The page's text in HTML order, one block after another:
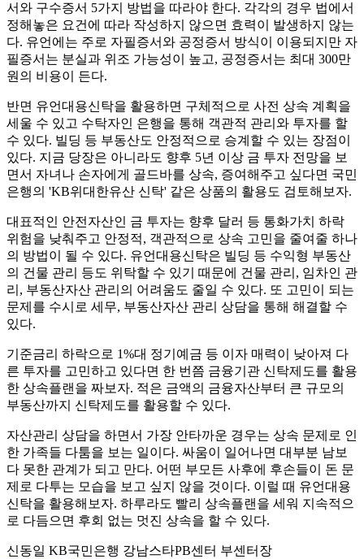
서와 구수증서 5가지 방법을 따라야 한다. 각각의 경우 법에서
정해놓은 요건에 따라 작성하지 않으면 효력이 발생하지 않는
다. 유언에는 주로 자필증서와 공정증서 방식이 이용되지만 자
필증서는 분실과 위조 가능성이 높고, 공정증서는 최대 300만
원의 비용이 든다.
반면 유언대용신탁을 활용하면 구체적으로 사전 상속 계획을
세울 수 있고 수탁자인 은행을 통해 객관적 관리와 투자를 할
수 있다. 빌딩 등 부동산도 안정적으로 승계할 수 있는 장점이
있다. 지금 당장은 아니라도 향후 5년 이상 금 투자 전망을 보
면서 자녀나 손자에게 골드바를 상속, 증여해주고 싶다면 국민
은행의 'KB위대한유산 신탁' 같은 상품의 활용도 검토해보자.
대표적인 안전자산인 금 투자는 향후 달러 등 통화가치 하락
위험을 낮춰주고 안정적, 객관적으로 상속 고민을 줄여줄 하나
의 방법이 될 수 있다. 유언대용신탁은 빌딩 등 수익형 부동산
의 건물 관리 등도 위탁할 수 있기 때문에 건물 관리, 임차인 관
리, 부동산자산 관리의 어려움도 줄일 수 있다. 또 고민이 되는
문제를 수시로 세무, 부동산자산 관리 상담을 통해 해결할 수
있다.
기준금리 하락으로 1%대 정기예금 등 이자 매력이 낮아져 다
른 투자를 고민하고 있다면 한 번쯤 금융기관 신탁제도를 활용
한 상속플랜을 짜보자. 적은 금액의 금융자산부터 큰 규모의
부동산까지 신탁제도를 활용할 수 있다.
자산관리 상담을 하면서 가장 안타까운 경우는 상속 문제로 인
한 가족들 다툼을 보는 일이다. 싸움이 일어나면 대부분 남보
다 못한 관계가 되고 만다. 어떤 부모든 사후에 후손들이 돈 문
제로 다투는 모습을 보고 싶지 않을 것이다. 이럴 때 유언대용
신탁을 활용해보자. 하루라도 빨리 상속플랜을 세워 지속적으
로 다듬으면 후회 없는 멋진 상속을 할 수 있다.
신동일 KB국민은행 강남스타PB센터 부센터장